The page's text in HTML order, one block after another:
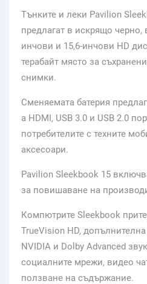
Тънките и леки Pavilion
предлагат в искрящо
инчови и 15,6-инчови HD
терабайт място за
снимки.
Сменяемата батерия
а HDMI, USB 3.0 и USB 2.0
потребителите с техните
аксесоари.
Pavilion Sleekbook 15
за повишаване на
Компютрите Sleekbook
TrueVision HD,
NVIDIA и Dolby Advanced
социалните мрежи, видео
ползване на съдържание.